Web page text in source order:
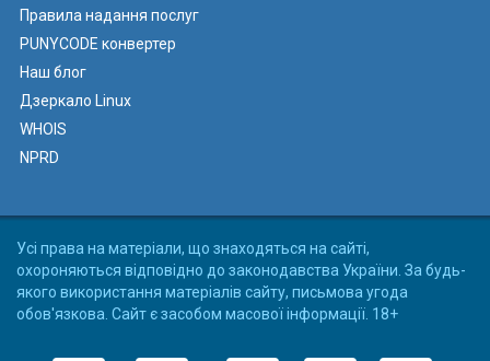
Правила надання послуг
PUNYCODE конвертер
Наш блог
Дзеркало Linux
WHOIS
NPRD
Усі права на матеріали, що знаходяться на сайті,
охороняються відповідно до законодавства України. За будь-
якого використання матеріалів сайту, письмова угода
обов'язкова. Сайт є засобом масової інформації. 18+